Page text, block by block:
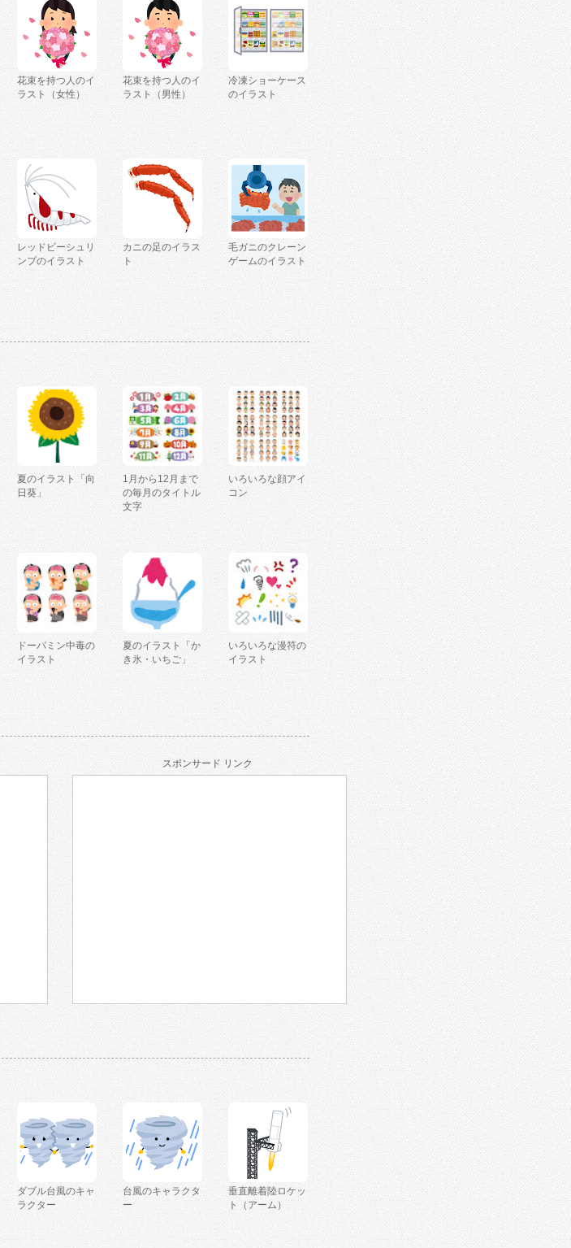
花束を持つ人のイ
ラスト（女性）
花束を持つ人のイ
ラスト（男性）
冷凍ショーケース
のイラスト
レッドビーシュリ
ンプのイラスト
カニの足のイラス
ト
毛ガニのクレーン
ゲームのイラスト
夏のイラスト「向
日葵」
1月から12月まで
の毎月のタイトル
文字
いろいろな顔アイ
コン
ドーパミン中毒の
イラスト
夏のイラスト「か
き氷・いちご」
いろいろな漫符の
イラスト
スポンサード リンク
ダブル台風のキャ
ラクター
台風のキャラクタ
ー
垂直離着陸ロケッ
ト（アーム）